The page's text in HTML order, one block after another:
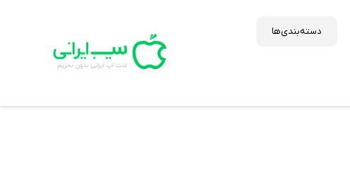
دسته‌بندی‌ها